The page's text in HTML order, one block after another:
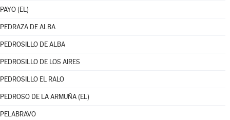
PAYO (EL)
PEDRAZA DE ALBA
PEDROSILLO DE ALBA
PEDROSILLO DE LOS AIRES
PEDROSILLO EL RALO
PEDROSO DE LA ARMUÑA (EL)
PELABRAVO